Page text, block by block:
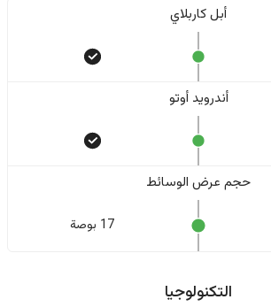
أبل كاربلاي
أندرويد أوتو
حجم عرض الوسائط
17 بوصة
التكنولوجيا